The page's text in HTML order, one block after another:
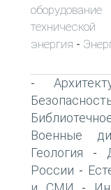
технической
энергия -
-
Военные
Геология -
России -